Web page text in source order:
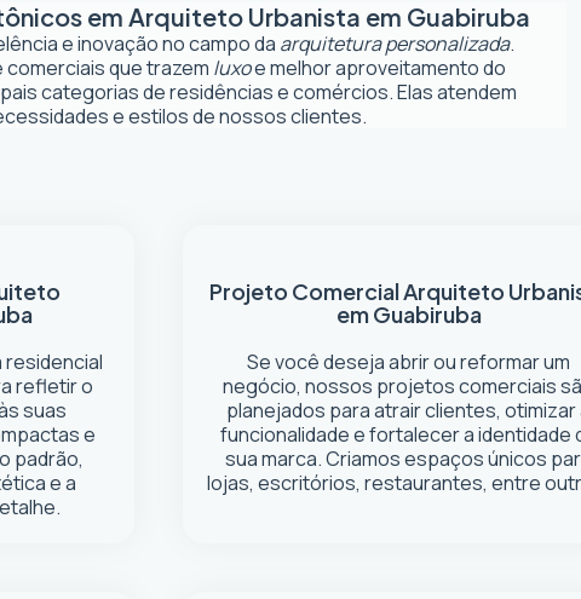
em Arquiteto Urbanista em Guabiruba
e inovação no campo da arquitetura personalizada.
que trazem luxoe melhor aproveitamento do
categorias de residências e comércios. Elas atendem
e estilos de nossos clientes.
refletir o
suas
e
padrão,
e a
Projeto ComercialArquiteto
em Guabiruba
Se você deseja abrir ou reformar um
negócio, nossos projetos comerciais
planejados para atrair clientes, otimizar
funcionalidade e fortalecer a identidade
sua marca. Criamos espaços únicos
lojas, escritórios, restaurantes, entre